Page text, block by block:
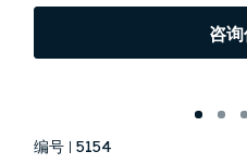
咨
编号 | 5154